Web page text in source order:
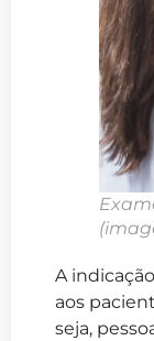
A
aos
seja,